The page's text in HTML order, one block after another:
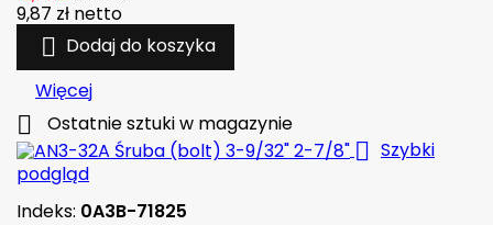
9,87 zł netto
 Dodaj do koszyka
Więcej
 Ostatnie sztuki w magazynie
 Szybki
podgląd
Indeks: 0A3B-71825